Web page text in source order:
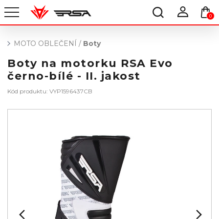
0
MOTO OBLEČENÍ / Boty
Boty na motorku RSA Evo
černo-bílé - II. jakost
Kód produktu: VYP1596437CB